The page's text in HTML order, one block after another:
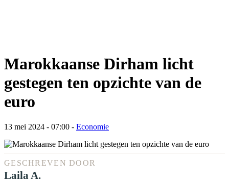
Marokkaanse Dirham licht
gestegen ten opzichte van de
euro
13 mei 2024 - 07:00 - Economie
GESCHREVEN DOOR
Laila A.